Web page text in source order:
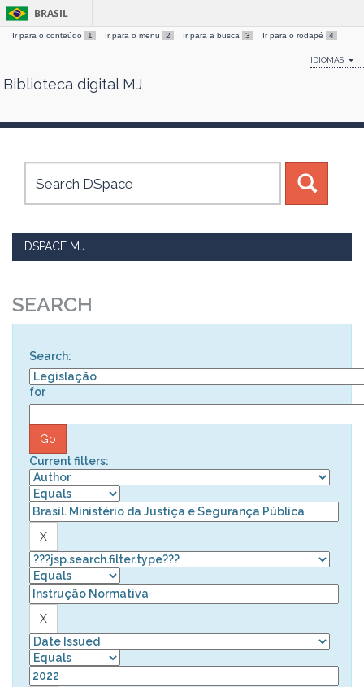
Skip
BRASIL
Ir para o conteúdo 1 Ir para o menu 2 Ir para a busca 3 Ir para o rodapé 4
IDIOMAS
Biblioteca digital MJ
DSPACE MJ
SEARCH
Search:
for
Current filters: